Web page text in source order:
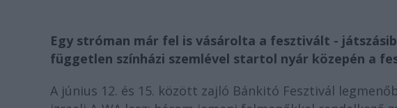
Egy stróman már fel is vásárolta a fesztivált -
független színházi szemlével startol nyár közepén a
A június 12. és 15. között zajló Bánkitó Fesztivál